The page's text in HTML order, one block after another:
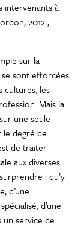
intervenants à
2012 ;
sur la
sont efforcées
cultures, les
Mais la
une seule
le degré de
de traiter
aux diverses
: qu’y
d’une
d’une
un service de